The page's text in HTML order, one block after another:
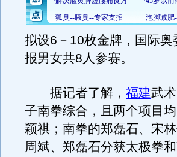
拟设6－10枚金牌，国际
报男女共8人参赛。
据记者了解， 福建武
子南拳综合，且两个项目
颖祺；南拳的郑磊石、宋
周斌、郑磊石分获太极拳